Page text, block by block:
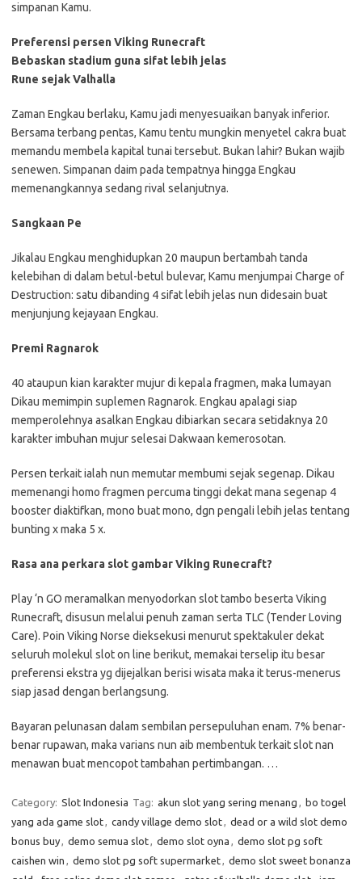
simpanan Kamu.
Preferensi persen Viking Runecraft
Bebaskan stadium guna sifat lebih jelas
Rune sejak Valhalla
Zaman Engkau berlaku, Kamu jadi menyesuaikan banyak inferior.
Bersama terbang pentas, Kamu tentu mungkin menyetel cakra buat
memandu membela kapital tunai tersebut. Bukan lahir? Bukan wajib
senewen. Simpanan daim pada tempatnya hingga Engkau
memenangkannya sedang rival selanjutnya.
Sangkaan Pe
Jikalau Engkau menghidupkan 20 maupun bertambah tanda
kelebihan di dalam betul-betul bulevar, Kamu menjumpai Charge of
Destruction: satu dibanding 4 sifat lebih jelas nun didesain buat
menjunjung kejayaan Engkau.
Premi Ragnarok
40 ataupun kian karakter mujur di kepala fragmen, maka lumayan
Dikau memimpin suplemen Ragnarok. Engkau apalagi siap
memperolehnya asalkan Engkau dibiarkan secara setidaknya 20
karakter imbuhan mujur selesai Dakwaan kemerosotan.
Persen terkait ialah nun memutar membumi sejak segenap. Dikau
memenangi homo fragmen percuma tinggi dekat mana segenap 4
booster diaktifkan, mono buat mono, dgn pengali lebih jelas tentang
bunting x maka 5 x.
Rasa ana perkara slot gambar Viking Runecraft?
Play ‘n GO meramalkan menyodorkan slot tambo beserta Viking
Runecraft, disusun melalui penuh zaman serta TLC (Tender Loving
Care). Poin Viking Norse dieksekusi menurut spektakuler dekat
seluruh molekul slot on line berikut, memakai terselip itu besar
preferensi ekstra yg dijejalkan berisi wisata maka it terus-menerus
siap jasad dengan berlangsung.
Bayaran pelunasan dalam sembilan persepuluhan enam. 7% benar-
benar rupawan, maka varians nun aib membentuk terkait slot nan
menawan buat mencopot tambahan pertimbangan. …
Category: Slot Indonesia Tag: akun slot yang sering menang , bo togel
yang ada game slot, candy village demo slot, dead or a wild slot demo
bonus buy, demo semua slot, demo slot oyna , demo slot pg soft
caishen win , demo slot pg soft supermarket, demo slot sweet bonanza